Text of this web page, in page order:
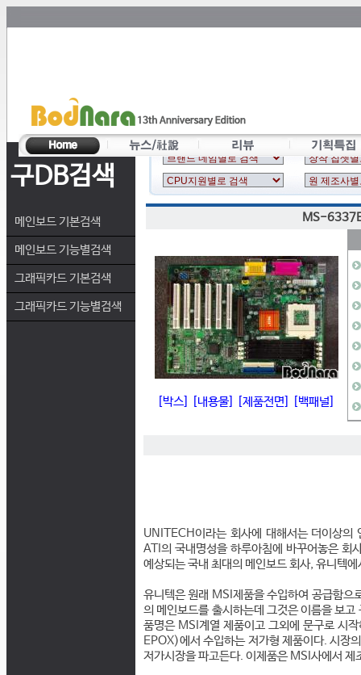
구DB검색
메인보드 기본검색
메인보드 기능별검색
그래픽카드 기본검색
그래픽카드 기능별검색
MS-
[박스] [내용물] [제품전면] [백패널]
UNITECH이라는 회사에 대해서는 더이상의
ATI의 국내명성을 하루아침에 바꾸어놓은 회
예상되는 국내 최대의 메인보드 회사, 유니텍
유니텍은 원래 MSI제품을 수입하여 공급함으
의 메인보드를 출시하는데 그것은 이름을 보
품명은 MSI계열 제품이고 그외에 문구로 시
EPOX)에서 수입하는 저가형 제품이다. 시장
저가시장을 파고든다. 이제품은 MSI사에서 제